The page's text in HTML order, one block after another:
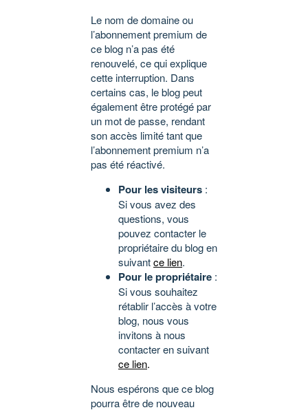
Le nom de domaine ou
l’abonnement premium de
ce blog n’a pas été
renouvelé, ce qui explique
cette interruption. Dans
certains cas, le blog peut
également être protégé par
un mot de passe, rendant
son accès limité tant que
l’abonnement premium n’a
pas été réactivé.
Pour les visiteurs :
Si vous avez des
questions, vous
pouvez contacter le
propriétaire du blog en
suivantce lien.
Pour le propriétaire :
Si vous souhaitez
rétablir l’accès à votre
blog, nous vous
invitons à nous
contacter en suivant
ce lien.
Nous espérons que ce blog
pourra être de nouveau